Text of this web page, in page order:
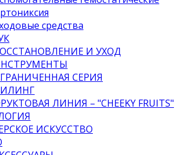
средства
И УХОД
СЕРИЯ
ЛИНИЯ – "CHEEKY FRUITS"
ИСКУССТВО